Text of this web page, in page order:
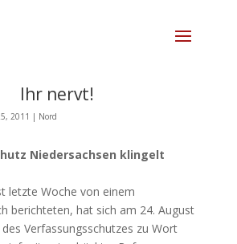
Ihr nervt!
2011 | Nord
Niedersachsen klingelt
letzte Woche von einem
berichteten, hat sich am 24. August
Verfassungsschutzes zu Wort